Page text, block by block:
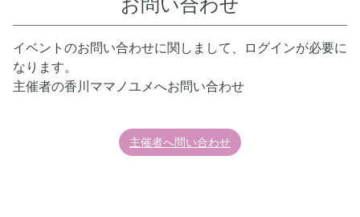
お問い合わせ
イベントのお問い合わせに関しまして、ログインが必要に
なります。
主催者の香川ママノユメへお問い合わせ
主催者へ問い合わせ